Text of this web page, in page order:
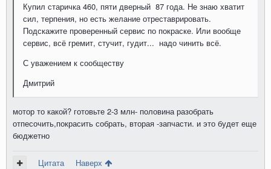
Купил старичка 460, пяти дверный 87 года. Не знаю хватит
сил, терпения, но есть желание отреставрировать.
Подскажите проверенный сервис по покраске. Или вообще
сервис, всё гремит, стучит, гудит... надо чинить всё.
С уважением к сообществу
Дмитрий
мотор то какой? готовьте 2-3 млн- половина разобрать
отпесочить,покрасить собрать, вторая -запчасти. и это будет еще
бюджетно
Цитата Наверх